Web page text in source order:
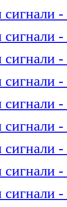
-
-
-
-
-
-
-
-
-